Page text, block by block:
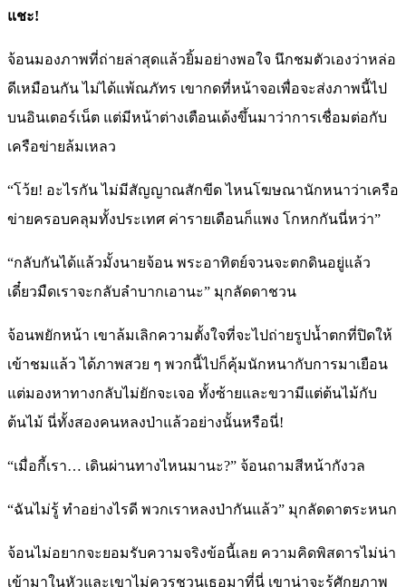
แชะ!
จ้อนมองภาพที่ถ่ายล่าสุดแล้วยิ้มอย่างพอใจ นึกชมตัวเองว่าหล่อ
ดีเหมือนกัน ไม่ได้แพ้ณภัทร เขากดที่หน้าจอเพื่อจะส่งภาพนี้ไป
บนอินเตอร์เน็ต แต่มีหน้าต่างเตือนเด้งขึ้นมาว่าการเชื่อมต่อกับ
เครือข่ายล้มเหลว
“โว้ย! อะไรกัน ไม่มีสัญญาณสักขีด ไหนโฆษณานักหนาว่าเครือ
ข่ายครอบคลุมทั้งประเทศ ค่ารายเดือนก็แพง โกหกกันนี่หว่า”
“กลับกันได้แล้วมั้งนายจ้อน พระอาทิตย์จวนจะตกดินอยู่แล้ว
เดี๋ยวมืดเราจะกลับลำบากเอานะ” มุกลัดดาชวน
จ้อนพยักหน้า เขาล้มเลิกความตั้งใจที่จะไปถ่ายรูปน้ำตกที่ปิดให้
เข้าชมแล้ว ได้ภาพสวย ๆ พวกนี้ไปก็คุ้มนักหนากับการมาเยือน
แต่มองหาทางกลับไม่ยักจะเจอ ทั้งซ้ายและขวามีแต่ต้นไม้กับ
ต้นไม้ นี่ทั้งสองคนหลงป่าแล้วอย่างนั้นหรือนี่!
“เมื่อกี้เรา… เดินผ่านทางไหนมานะ?” จ้อนถามสีหน้ากังวล
“ฉันไม่รู้ ทำอย่างไรดี พวกเราหลงป่ากันแล้ว” มุกลัดดาตระหนก
จ้อนไม่อยากจะยอมรับความจริงข้อนี้เลย ความคิดพิสดารไม่น่า
เข้ามาในหัวและเขาไม่ควรชวนเธอมาที่นี่ เขาน่าจะรู้ศักยภาพ